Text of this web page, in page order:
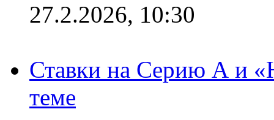
27.2.2026, 10:30
Ставки на Серию А и
теме